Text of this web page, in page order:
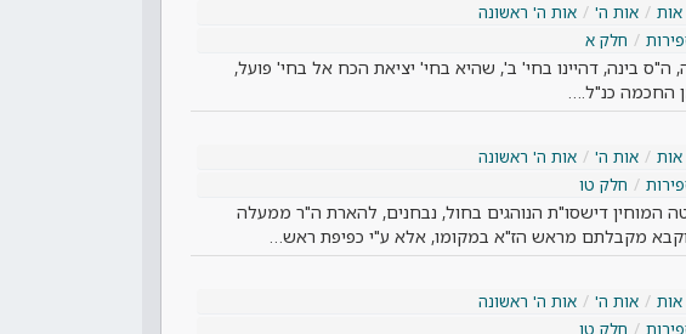
אות אות ה'
אות ה' ראשונה
חלק א
ה"ס בינה, דהיינו בחי' ב', שהיא בחי' יציאת הכח אל בחי' פועל,
החכמה כנ"ל.…
אות אות ה'
אות ה' ראשונה
חלק טו
דישסו"ת הנוהגים בחול, נבחנים, להארת ה"ר ממעלה
מקבלתם מראש הז"א במקומו, אלא ע"י כפיפת ראש…
אות אות ה'
אות ה' ראשונה
חלק טו